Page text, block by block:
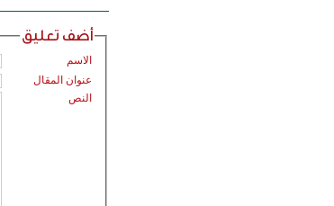
أضف تعليق
الاسم
عنوان المقال
النص